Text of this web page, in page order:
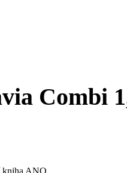
Combi
kniha ANO